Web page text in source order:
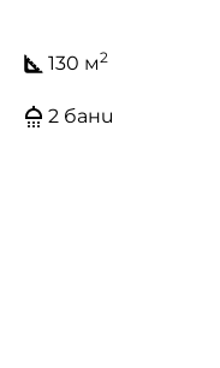
130 м2
2 бани